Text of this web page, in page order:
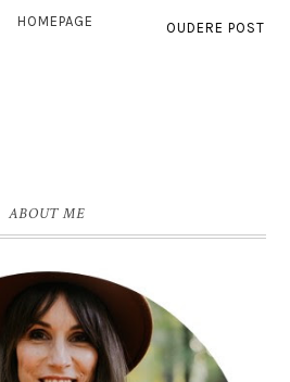
OUDERE POST
HOMEPAGE
ABOUT ME